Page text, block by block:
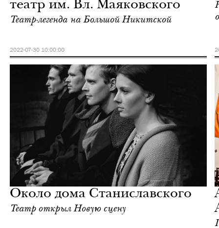
театр им. Вл. Маяковского
Театр-легенда на Большой Никитской
2022-07-30 10:00:00
Около дома Станиславского
Театр открыл Новую сцену
среда